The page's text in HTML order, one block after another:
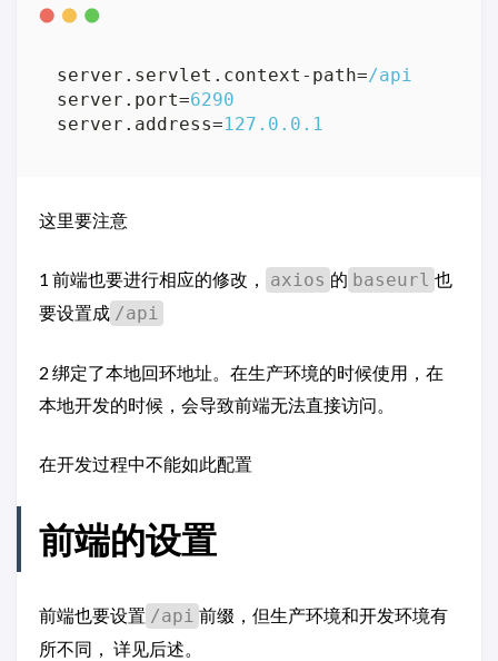
server.servlet.context-path=/api
server.port=6290
server.address=127.0.0.1
这里要注意
1 前端也要进行相应的修改， axios 的 baseurl 也
要设置成 /api
2 绑定了本地回环地址。在生产环境的时候使用，在
本地开发的时候，会导致前端无法直接访问。
在开发过程中不能如此配置
前端的设置
前端也要设置 /api 前缀，但生产环境和开发环境有
所不同， 详见后述。